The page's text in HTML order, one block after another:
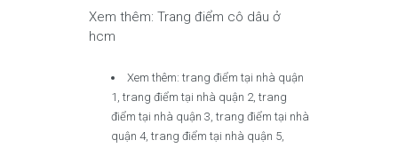
Xem thêm: Trang điểm cô dâu ở
hcm
Xem thêm: trang điểm tại nhà quận
1, trang điểm tại nhà quận 2, trang
điểm tại nhà quận 3, trang điểm tại nhà
quận 4, trang điểm tại nhà quận 5,